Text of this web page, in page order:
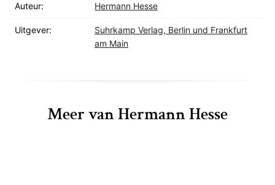
Auteur: Hermann Hesse
Uitgever:
Suhrkamp Verlag, Berlin und Frankfurt
am Main
Meer van Hermann Hesse